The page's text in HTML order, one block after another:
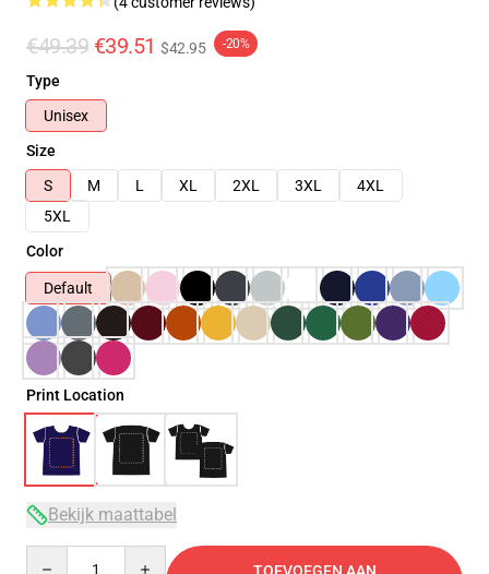
€49.39 €39.51 $42.95 -20%
Type
Unisex
Size
S
M L XL 2XL 3XL
4XL
5XL
Color
Default
Print Location
Bekijk maattabel